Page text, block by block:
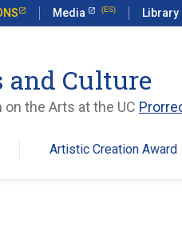
Media Library
and Culture
the Arts at the UC
Artistic Creation Award